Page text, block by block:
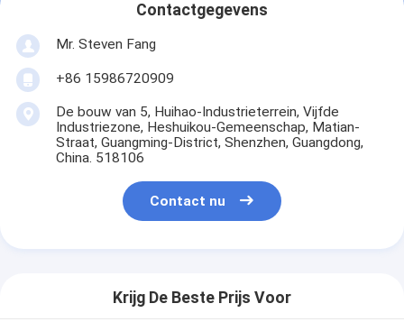
Contactgegevens
Mr. Steven Fang
+86 15986720909
De bouw van 5, Huihao-Industrieterrein, Vijfde
Industriezone, Heshuikou-Gemeenschap, Matian-
Straat, Guangming-District, Shenzhen, Guangdong,
China. 518106
Contact nu
Krijg De Beste Prijs Voor